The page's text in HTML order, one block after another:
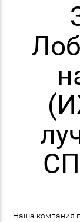
Наша компания